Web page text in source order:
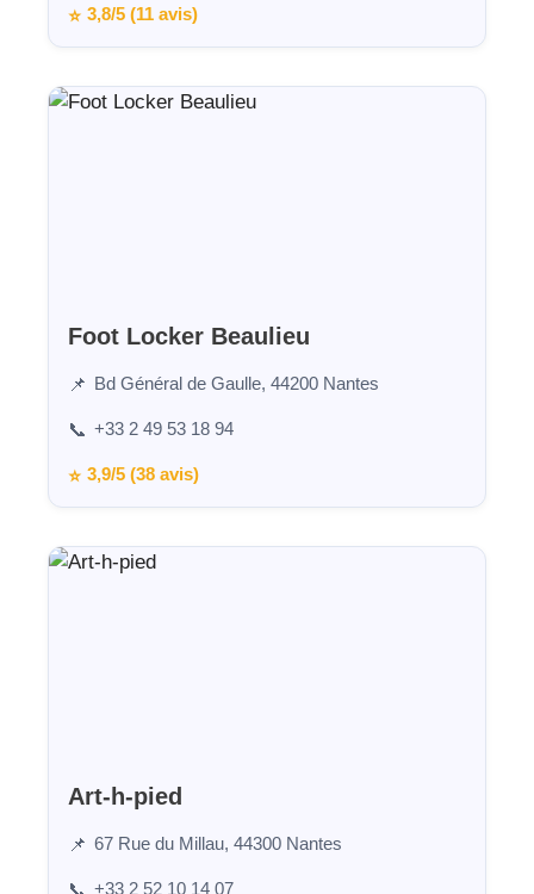
⭐ 3,8/5 (11 avis)
Foot Locker Beaulieu
📌 Bd Général de Gaulle, 44200 Nantes
📞 +33 2 49 53 18 94
⭐ 3,9/5 (38 avis)
Art-h-pied
📌 67 Rue du Millau, 44300 Nantes
+33 2 52 10 14 07